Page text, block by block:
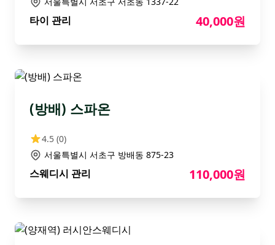
타이 관리 40,000원
(방배) 스파온
4.5 (0)
서울특별시 서초구 방배동 875-23
스웨디시 관리 110,000원